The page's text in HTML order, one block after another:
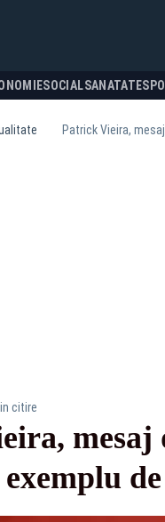
SOCIALSANATATE
Patrick Vieira,
citire
mesaj